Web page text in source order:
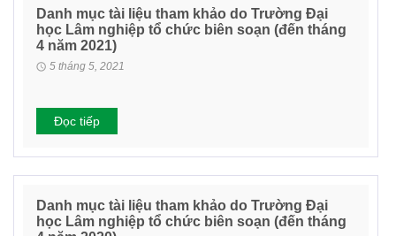
Danh mục tài liệu tham khảo do Trường Đại
học Lâm nghiệp tổ chức biên soạn (đến tháng
4 năm 2021)
5 tháng 5, 2021
Đọc tiếp
Danh mục tài liệu tham khảo do Trường Đại
học Lâm nghiệp tổ chức biên soạn (đến tháng